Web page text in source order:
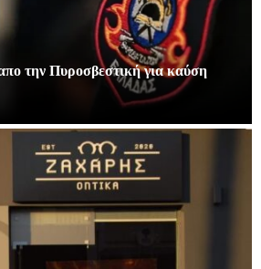
την Πυροσβεστική για καύση